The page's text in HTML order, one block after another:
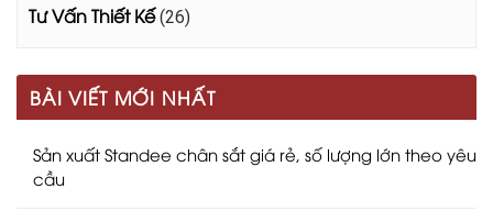
Tư Vấn Thiết Kế(26)
BÀI VIẾT MỚI NHẤT
Sản xuất Standee chân sắt giá rẻ, số lượng lớn theo yêu
cầu